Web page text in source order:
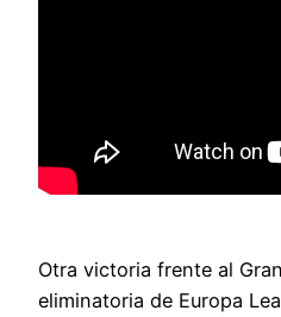
Otra victoria frente al
eliminatoria de Europa